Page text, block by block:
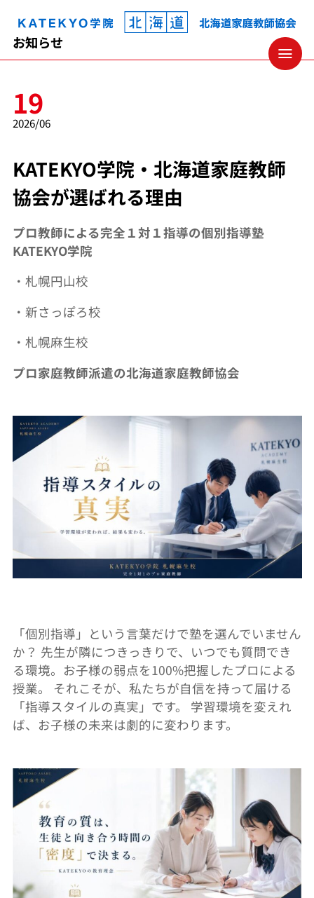
KATEKYO学院 北海道 家庭教師協会
お知らせ
19
2026/06
KATEKYO学院・北海道家庭教師
協会が選ばれる理由
プロ教師による完全１対１指導の個別指導塾
KATEKYO学院
・札幌円山校
・新さっぽろ校
・札幌麻生校
プロ家庭教師派遣の北海道家庭教師協会
「個別指導」という言葉だけで塾を選んでいません
か？ 先生が隣につきっきりで、いつでも質問でき
る環境。 お子様の弱点を100%把握したプロによる
授業。 それこそが、私たちが自信を持って届ける
「指導スタイルの真実」 です。 学習環境を変えれ
ば、お子様の未来は劇的に変わります。